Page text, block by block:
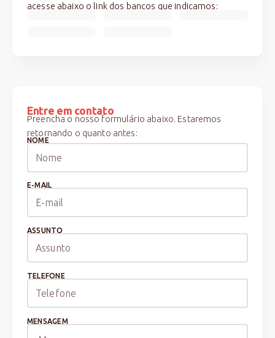
acesse abaixo o link dos bancos que indicamos:
Entre em contato
Preencha o nosso formulário abaixo. Estaremos
retornando o quanto antes:
NOME
E-MAIL
ASSUNTO
TELEFONE
MENSAGEM